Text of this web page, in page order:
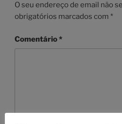
O seu endereço de email não
obrigatórios marcados com *
Comentário*